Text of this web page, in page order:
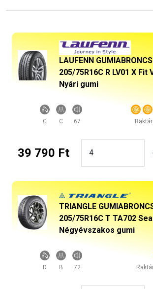
LAUFENN GUMIABRONCS
205/75R16C R LV01 X Fit
Nyári gumi
C C 67
39 790 Ft
TRIANGLE
205/75R16C T TA702
Négyévszakos gumi
D B 72